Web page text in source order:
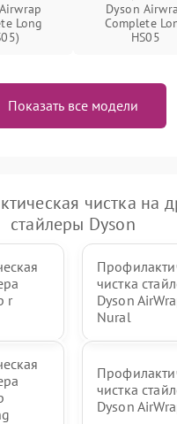
Long
Dyson
Complete
HS05
Показать все модели
чистка на
стайлеры Dyson
r
чистка
Dyson
Nural
чистка
Dyson